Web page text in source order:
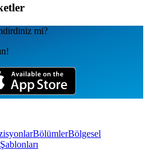
mi?
BölümlerBölgesel